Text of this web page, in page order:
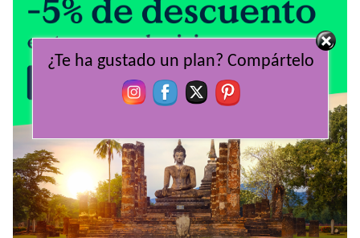
¿Te ha gustado un plan? Compártelo